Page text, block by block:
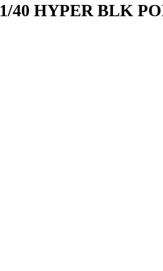
40 HYPER BLK